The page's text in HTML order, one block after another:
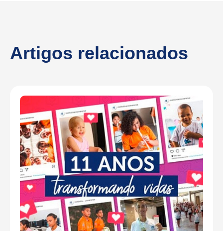
Artigos relacionados